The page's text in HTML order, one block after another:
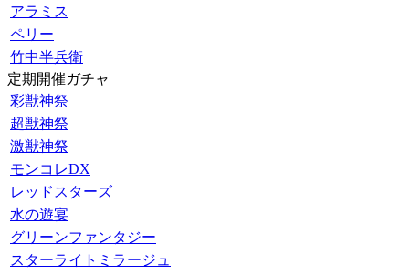
アラミス
ペリー
竹中半兵衛
定期開催ガチャ
彩獣神祭
超獣神祭
激獣神祭
モンコレDX
レッドスターズ
水の遊宴
グリーンファンタジー
スターライトミラージュ